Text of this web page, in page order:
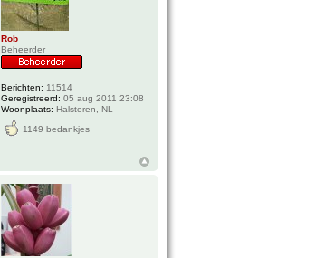
Rob
Beheerder
Berichten: 11514
Geregistreerd: 05 aug 2011 23:08
Woonplaats: Halsteren, NL
1149 bedankjes